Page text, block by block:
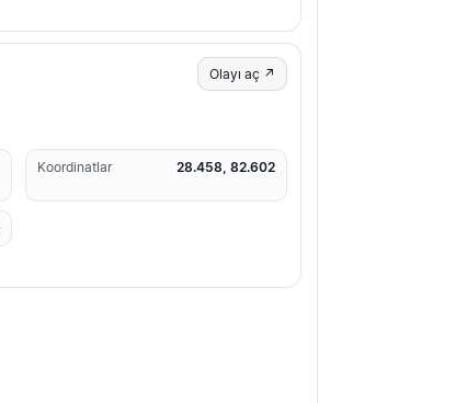
Olayı aç ↗
Koordinatlar 28.458, 82.602